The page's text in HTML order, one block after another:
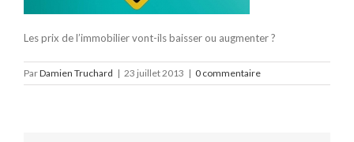
Les prix de l’immobilier vont-ils baisser ou augmenter ?
ParDamien Truchard | 23 juillet 2013 | 0 commentaire